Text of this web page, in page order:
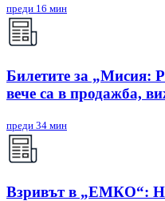
преди 16 мин
Билетите за „Мисия:
вече са в продажба,
преди 34 мин
Взривът в „ЕМКО“: